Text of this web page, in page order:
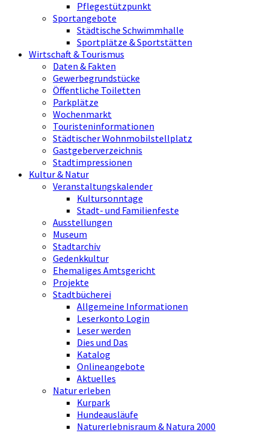
Pflegestützpunkt
Sportangebote
Städtische Schwimmhalle
Sportplätze & Sportstätten
Wirtschaft & Tourismus
Daten & Fakten
Gewerbegrundstücke
Öffentliche Toiletten
Parkplätze
Wochenmarkt
Touristeninformationen
Städtischer Wohnmobilstellplatz
Gastgeberverzeichnis
Stadtimpressionen
Kultur & Natur
Veranstaltungskalender
Kultursonntage
Stadt- und Familienfeste
Ausstellungen
Museum
Stadtarchiv
Gedenkkultur
Ehemaliges Amtsgericht
Projekte
Stadtbücherei
Allgemeine Informationen
Leserkonto Login
Leser werden
Dies und Das
Katalog
Onlineangebote
Aktuelles
Natur erleben
Kurpark
Hundeausläufe
Naturerlebnisraum & Natura 2000